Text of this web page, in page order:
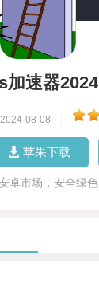
加速器2024
08-08
苹果下载
卓市场，安全绿色